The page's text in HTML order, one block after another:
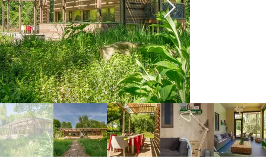
overnachten op
mooie plekjes